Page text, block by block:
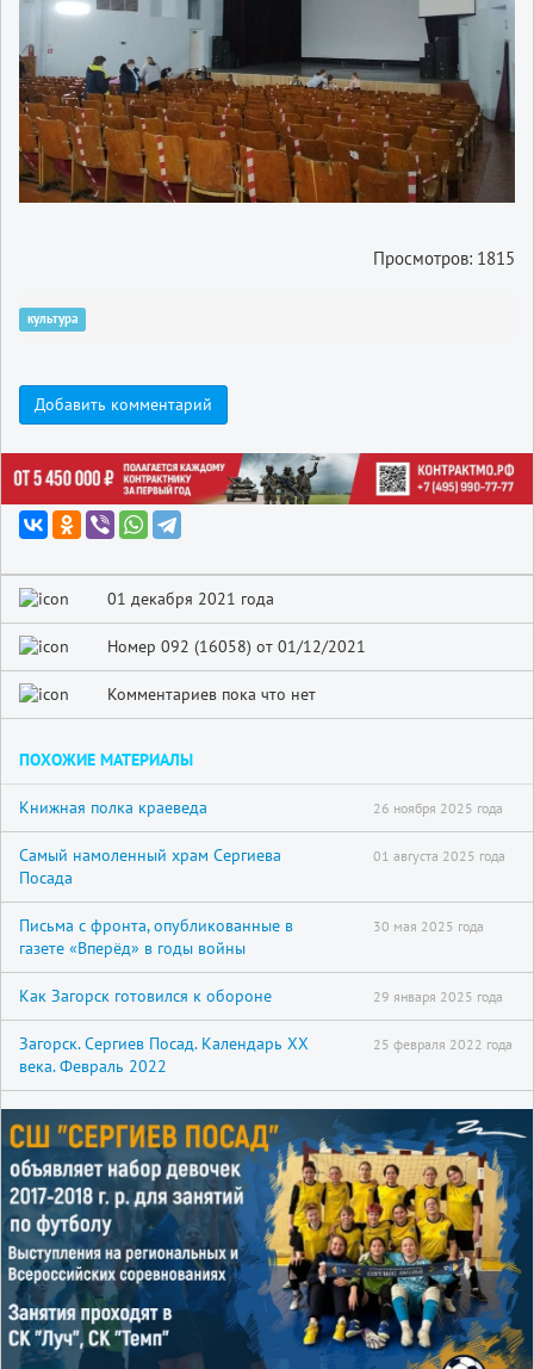
Просмотров: 1815
культура
Добавить комментарий
01 декабря 2021 года
Номер 092 (16058) от 01/12/2021
Комментариев пока что нет
ПОХОЖИЕ МАТЕРИАЛЫ
Книжная полка краеведа 26 ноября 2025 года
Самый намоленный храм Сергиева
Посада
01 августа 2025 года
Письма с фронта, опубликованные в
газете «Вперёд» в годы войны
30 мая 2025 года
Как Загорск готовился к обороне 29 января 2025 года
Загорск. Сергиев Посад. Календарь XX
века. Февраль 2022
25 февраля 2022 года